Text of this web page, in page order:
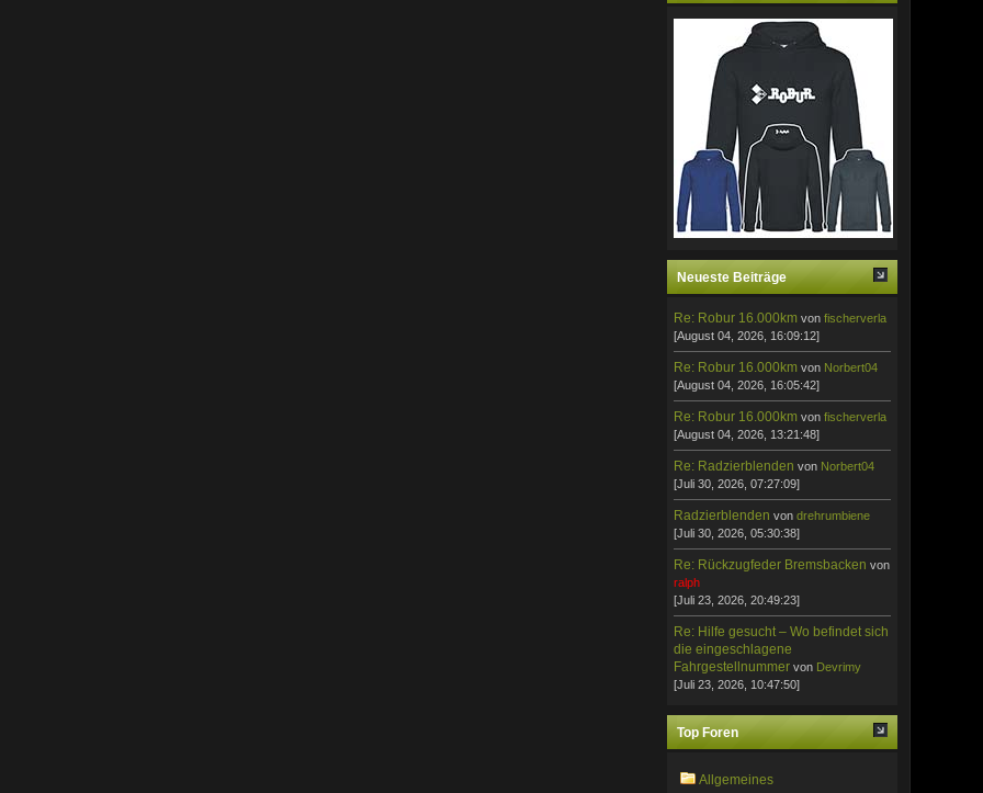
Neueste Beiträge
Re: Robur 16.000km vonfischerverla
[August 04, 2026, 16:09:12]
Re: Robur 16.000km von Norbert04
[August 04, 2026, 16:05:42]
Re: Robur 16.000km vonfischerverla
[August 04, 2026, 13:21:48]
Re: Radzierblendenvon Norbert04
[Juli 30, 2026, 07:27:09]
Radzierblendenvondrehrumbiene
[Juli 30, 2026, 05:30:38]
Re: Rückzugfeder Bremsbacken von
ralph
[Juli 23, 2026, 20:49:23]
Re: Hilfe gesucht – Wo befindet sich
die eingeschlagene
Fahrgestellnummer von Devrimy
[Juli 23, 2026, 10:47:50]
Top Foren
Allgemeines